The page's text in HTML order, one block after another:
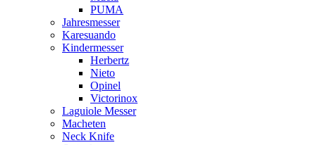
PUMA
Jahresmesser
Karesuando
Kindermesser
Herbertz
Nieto
Opinel
Victorinox
Laguiole Messer
Macheten
Neck Knife